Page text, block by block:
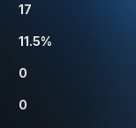
17
11.5%
0
0